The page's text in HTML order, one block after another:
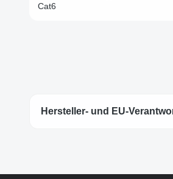
Cat6
Hersteller- und EU-